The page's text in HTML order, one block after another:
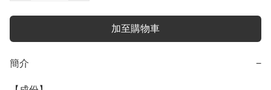
加至購物車
簡介 −